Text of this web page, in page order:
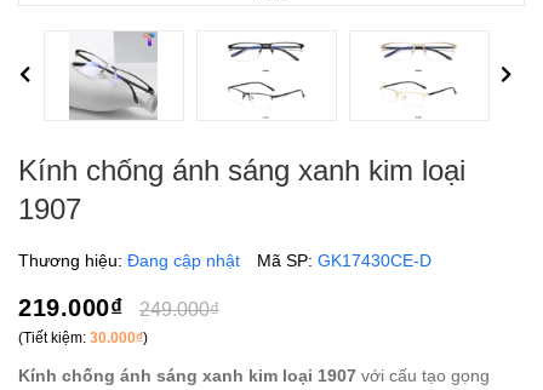
Previous Next
Kính chống ánh sáng xanh kim loại
1907
Thương hiệu: Đang cập nhật Mã SP: GK17430CE-D
219.000₫ 249.000₫
(Tiết kiệm: 30.000₫)
Kính chống ánh sáng xanh kim loại 1907 với cấu tạo gọng